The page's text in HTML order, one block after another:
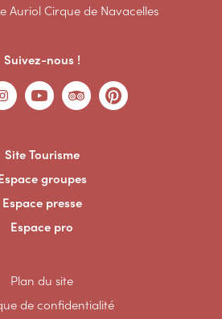
Auriol Cirque de Navacelles
Suivez-nous !
Site Tourisme
groupes
Espace presse
Espace pro
Plan du site
de confidentialité